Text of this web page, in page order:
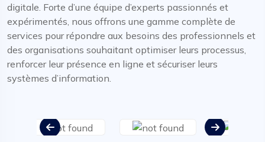
digitale. Forte d’une équipe d’experts passionnés et
expérimentés, nous offrons une gamme complète de
services pour répondre aux besoins des professionnels et
des organisations souhaitant optimiser leurs processus,
renforcer leur présence en ligne et sécuriser leurs
systèmes d’information.